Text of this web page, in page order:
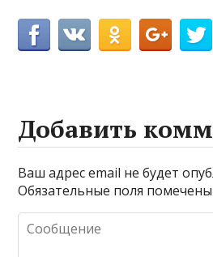
Добавить
Ваш адрес email не будет
Обязательные поля